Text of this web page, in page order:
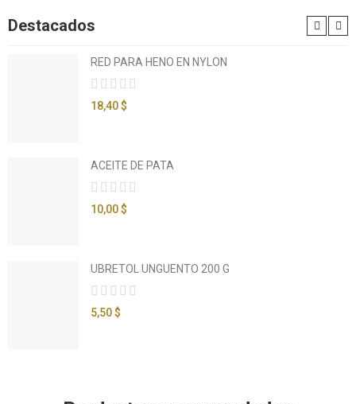
Destacados
RED PARA HENO EN NYLON
18,40 $
ACEITE DE PATA
10,00 $
UBRETOL UNGUENTO 200 G
5,50 $